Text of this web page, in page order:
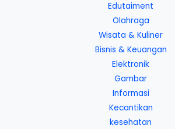
Edutaiment
Olahraga
Wisata & Kuliner
Bisnis & Keuangan
Elektronik
Gambar
Informasi
Kecantikan
kesehatan